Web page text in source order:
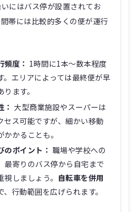
にはバス停が設置されてお
帯には比較的多くの便が運行
頻度： 1時間に1本〜数本程度
。エリアによっては最終便が早
ます。
： 大型商業施設やスーパーは
セス可能ですが、細かい移動
かかることも。
のポイント： 職場や学校への
最寄りのバス停から自宅まで
視しましょう。 自転車を併用
、行動範囲を広げられます。